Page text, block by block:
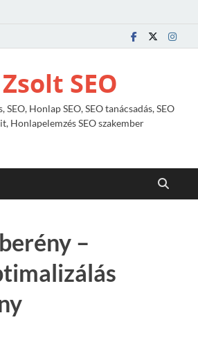
SEO
Honlap SEO, SEO tanácsadás, SEO
Honlapelemzés SEO szakember
–